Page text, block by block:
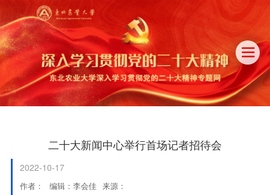

二十大新闻中心举行首场记者招待会
2022-10-17
作者： 编辑：李会佳 来源：